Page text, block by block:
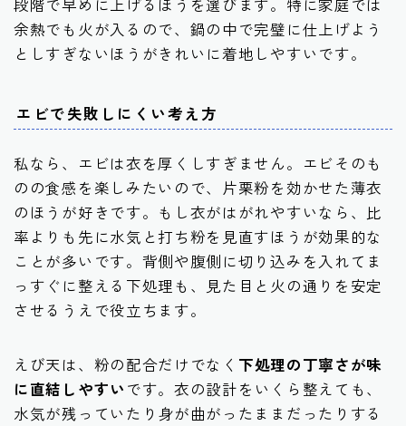
余熱でも火が入るので、鍋の中で完璧に仕上げよう
としすぎないほうがきれいに着地しやすいです。
エビで失敗しにくい考え方
私なら、エビは衣を厚くしすぎません。エビそのも
のの食感を楽しみたいので、片栗粉を効かせた薄衣
のほうが好きです。もし衣がはがれやすいなら、比
率よりも先に水気と打ち粉を見直すほうが効果的な
ことが多いです。背側や腹側に切り込みを入れてま
っすぐに整える下処理も、見た目と火の通りを安定
させるうえで役立ちます。
えび天は、粉の配合だけでなく 下処理の丁寧さが味
に直結しやすい です。衣の設計をいくら整えても、
水気が残っていたり身が曲がったままだったりする